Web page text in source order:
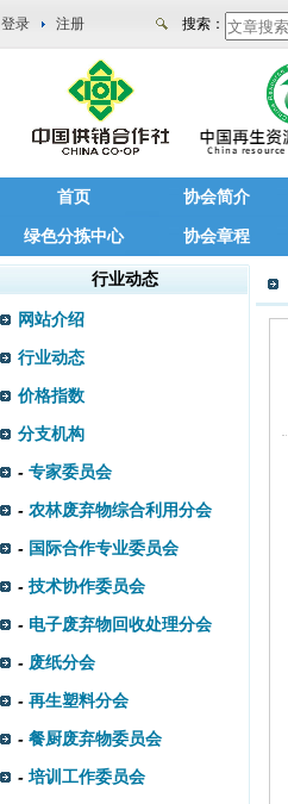
登录 注册 搜索：
首页 协会简介
绿色分拣中心 协会章程
行业动态
网站介绍
行业动态
价格指数
分支机构
- 专家委员会
- 农林废弃物综合利用分会
- 国际合作专业委员会
- 技术协作委员会
- 电子废弃物回收处理分会
- 废纸分会
- 再生塑料分会
- 餐厨废弃物委员会
-培训工作委员会